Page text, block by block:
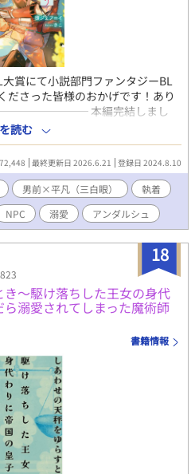
賞にて小説部門ファンタジーBL
ださった皆様のおかげです！あり
本編完結しまし
とんどの社会活動を仮想空間で行
に見た「本物のような異世界」と
ィを持った新作VRMMORPG『Arca
称アルストがリリースされた。
の宣伝を見て考えた。「そんな
史、文化から生まれた本を読み
ターとバトルをするでもなく、
をガン無視して最初の町のギルド
気配が一切ない様子に徐々に困惑
サポートAI。 ゲームの世界で好
調達の為に情報整理のバイト
の間にかワケアリ男前傭兵に囲
記。 ※メインCPは固定。 ※出会い
少し時間かかるかもです。 ※デ
ではないです。
読む
最終更新日 2026.6.21 登録日 2024.8.10
男前×平凡（三白眼）
執着
NPC 溺愛 アンダルシュ
18
～駆け落ちした王女の身代
溺愛されてしまった魔術師
書籍情報